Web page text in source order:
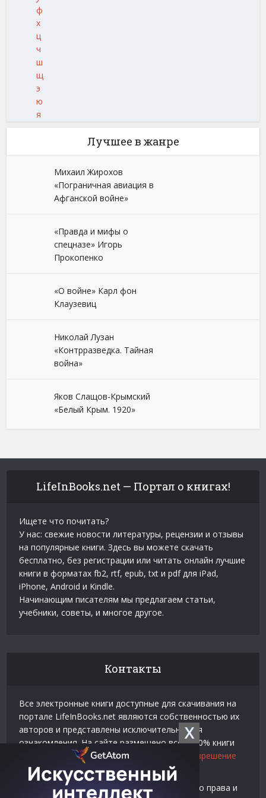
X
ф
х
ц
ч
ш
щ
э
ю
я
Лучшее в жанре
Михаил Жирохов
«Пограничная авиация в
Афганской войне»
«Правда и мифы о
спецназе» Игорь
Прокопенко
«О войне» Карл фон
Клаузевиц
Николай Лузан
«Контрразведка. Тайная
война»
Яков Слащов-Крымский
«Белый Крым. 1920»
LifeInBooks.net — Портал о книгах!
Ищете что почитать?
У нас: свежие новости литературы, рецензии и отзывы
на популярные книги. Здесь вы можете скачать
бесплатно, без регистрации или читать онлайн лучшие
книги в форматах fb2, rtf, epub, txt и pdf для iPad,
iPhone, Android и Kindle.
Начинающим писателям мы предлагаем статьи,
учебники, советы, и многое другое.
Контакты
Все электронные книги доступные для скачивания на
портале LifeInBooks.net являются собственностью их
авторов и представлены исключительно для
ознакомления. На сайте размещено всего 20% книги
взятой у нашего партнера Официальное разрешение
на использование материалов Litres.
Контакты для связи по вопросам авторского права и